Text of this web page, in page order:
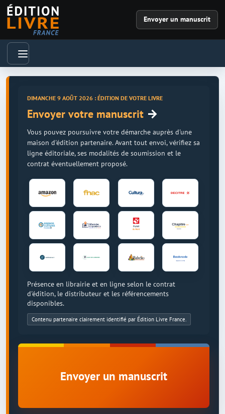
Envoyer un manuscrit
DIMANCHE 9 AOÛT 2026 : ÉDITION DE VOTRE LIVRE
Envoyer votre manuscrit →
Vous pouvez poursuivre votre démarche auprès d'une
maison d'édition partenaire. Avant tout envoi, vérifiez sa
ligne éditoriale, ses modalités de soumission et le
contrat éventuellement proposé.
Présence en librairie et en ligne selon le contrat
d'édition, le distributeur et les référencements
disponibles.
Contenu partenaire clairement identifié par Édition Livre France.
Envoyer un manuscrit